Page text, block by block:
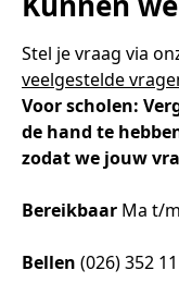
Snel naar
Bestellen
Jaarkalender
Samen
Nieuwsbrief
Snel naar
Ondersteuning
Reken- en
Op de hoogte
Training
Training
Aanmelden
Snel naar
Academische
Alfabetisering
Snel naar
Alfa-toetsen
Snel naar
Meer
Vakmanschap
Vakmanschap
NLQF kwalificatie
Zorg & welzijn
Nienke Elijzen
Kim Hendriks-
Saila Kiriwenno-
Snel naar
Themadossier
Een toets
De leeropbrengst
Kennisbank
Werken bij
Docenten gezocht
Zzp-trainers
Stageopdrachten
Stel je vraag via
veelgestelde
Voor scholen:
de hand te
zodat we jouw
Bereikbaar Ma t/
Bellen (026) 352